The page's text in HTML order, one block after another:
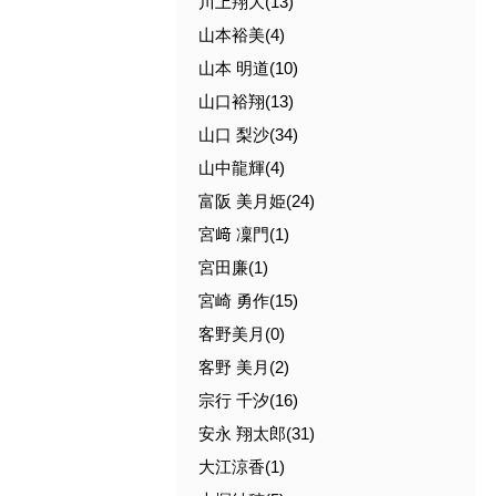
山本裕美(4)
山本 明道(10)
山口裕翔(13)
山口 梨沙(34)
山中龍輝(4)
富阪 美月姫(24)
宮﨑 凜門(1)
宮田廉(1)
宮崎 勇作(15)
客野美月(0)
客野 美月(2)
宗行 千汐(16)
安永 翔太郎(31)
大江涼香(1)